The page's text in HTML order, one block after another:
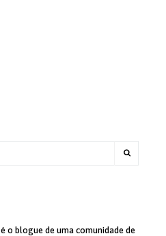
é o blogue de uma comunidade de